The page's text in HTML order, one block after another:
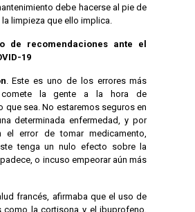
debe hacerse al pie de
limpieza que ello implica.
de recomendaciones ante el
19
. Este es uno de los errores más
comete la gente a la hora de
que sea. No estaremos seguros en
determinada enfermedad, y por
error de tomar medicamento,
tenga un nulo efecto sobre la
o incuso empeorar aún más
francés, afirmaba que el uso de
como la cortisona y el ibuprofeno,